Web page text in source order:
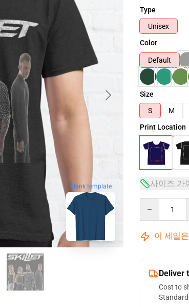
blank template
Type
Unisex
Color
Default
Size
S
M
Print Location
사이즈 가
이 세일은
Deliver
Cost to